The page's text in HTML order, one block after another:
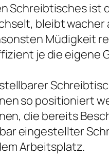
Schreibtisches ist
bleibt
Müdigkeit
je die eigene
so positioniert
die bereits
eingestellter
Arbeitsplatz.